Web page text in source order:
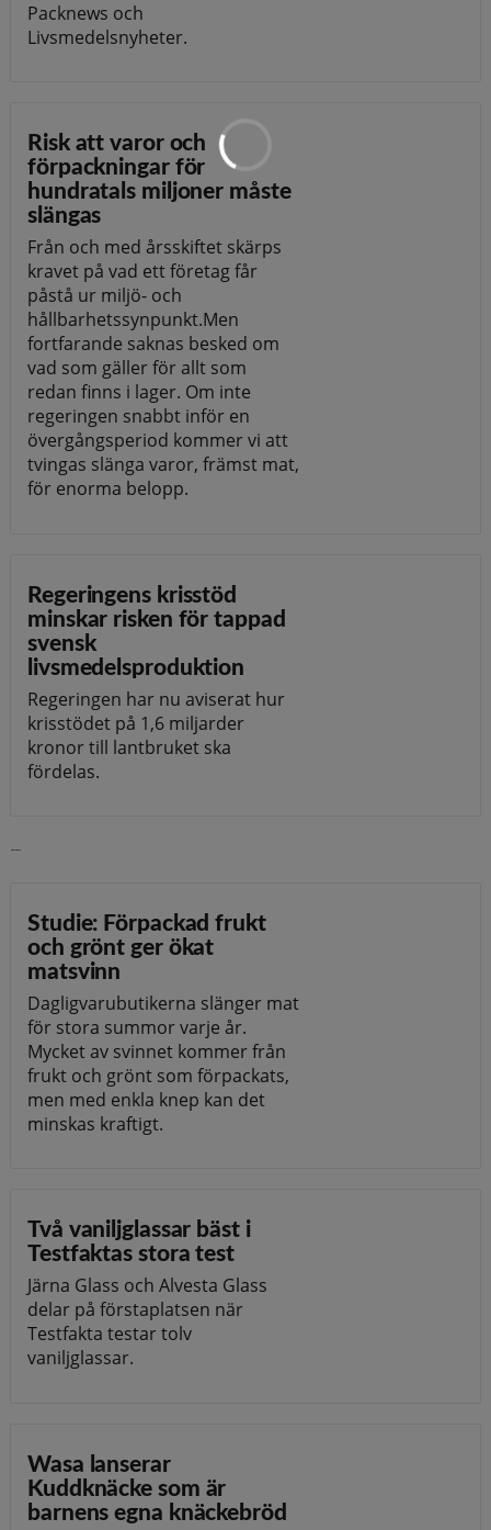
Packnews och
Livsmedelsnyheter.
Risk att varor och
förpackningar för
hundratals miljoner måste
slängas
Från och med årsskiftet skärps
kravet på vad ett företag får
påstå ur miljö- och
hållbarhetssynpunkt.Men
fortfarande saknas besked om
vad som gäller för allt som
redan finns i lager. Om inte
regeringen snabbt inför en
övergångsperiod kommer vi att
tvingas slänga varor, främst mat,
för enorma belopp.
Regeringens krisstöd
minskar risken för tappad
svensk
livsmedelsproduktion
Regeringen har nu aviserat hur
krisstödet på 1,6 miljarder
kronor till lantbruket ska
fördelas.
Studie: Förpackad frukt
och grönt ger ökat
matsvinn
Dagligvarubutikerna slänger mat
för stora summor varje år.
Mycket av svinnet kommer från
frukt och grönt som förpackats,
men med enkla knep kan det
minskas kraftigt.
Två vaniljglassar bäst i
Testfaktas stora test
Järna Glass och Alvesta Glass
delar på förstaplatsen när
Testfakta testar tolv
vaniljglassar.
Wasa lanserar
Kuddknäcke som är
barnens egna knäckebröd